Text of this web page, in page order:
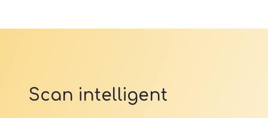
Scan intelligent